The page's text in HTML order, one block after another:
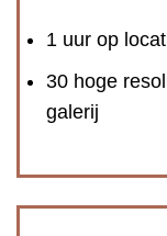
1 uur op
30 hoge
galerij